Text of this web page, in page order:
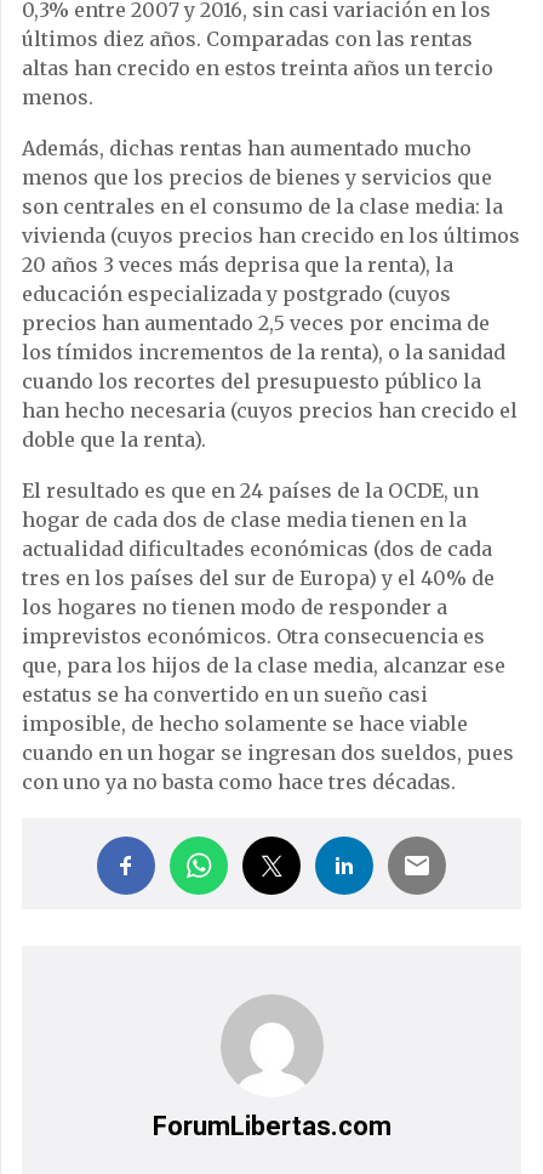
0,3% entre 2007 y 2016, sin casi variación en los
últimos diez años. Comparadas con las rentas
altas han crecido en estos treinta años un tercio
menos.
Además, dichas rentas han aumentado mucho
menos que los precios de bienes y servicios que
son centrales en el consumo de la clase media: la
vivienda (cuyos precios han crecido en los últimos
20 años 3 veces más deprisa que la renta), la
educación especializada y postgrado (cuyos
precios han aumentado 2,5 veces por encima de
los tímidos incrementos de la renta), o la sanidad
cuando los recortes del presupuesto público la
han hecho necesaria (cuyos precios han crecido el
doble que la renta).
El resultado es que en 24 países de la OCDE, un
hogar de cada dos de clase media tienen en la
actualidad dificultades económicas (dos de cada
tres en los países del sur de Europa) y el 40% de
los hogares no tienen modo de responder a
imprevistos económicos. Otra consecuencia es
que, para los hijos de la clase media, alcanzar ese
estatus se ha convertido en un sueño casi
imposible, de hecho solamente se hace viable
cuando en un hogar se ingresan dos sueldos, pues
con uno ya no basta como hace tres décadas.
ForumLibertas.com